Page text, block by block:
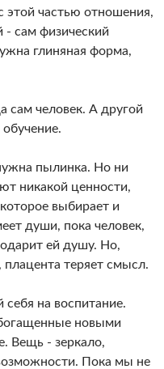
этой частью отношения,
- сам физический
глиняная форма,
сам человек. А другой
пылинка. Но ни
никакой ценности,
выбирает и
души, пока человек,
ей душу. Но,
плацента теряет смысл.
на воспитание.
новыми
Вещь - зеркало,
Пока мы не